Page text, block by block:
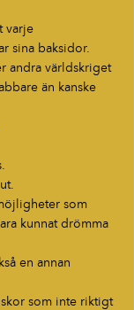
varje
sina baksidor.
andra världskriget
än kanske
som
kunnat drömma
en annan
som inte riktigt